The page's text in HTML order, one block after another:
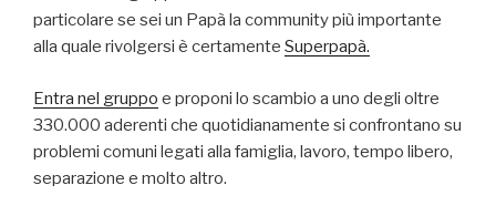
particolare se sei un Papà la community più importante
alla quale rivolgersi è certamente Superpapà.
Entra nel gruppo e proponi lo scambio a uno degli oltre
330.000 aderenti che quotidianamente si confrontano su
problemi comuni legati alla famiglia, lavoro, tempo libero,
separazione e molto altro.